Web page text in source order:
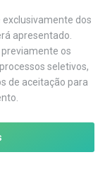
dos
apresentado.
os
seletivos,
de aceitação para